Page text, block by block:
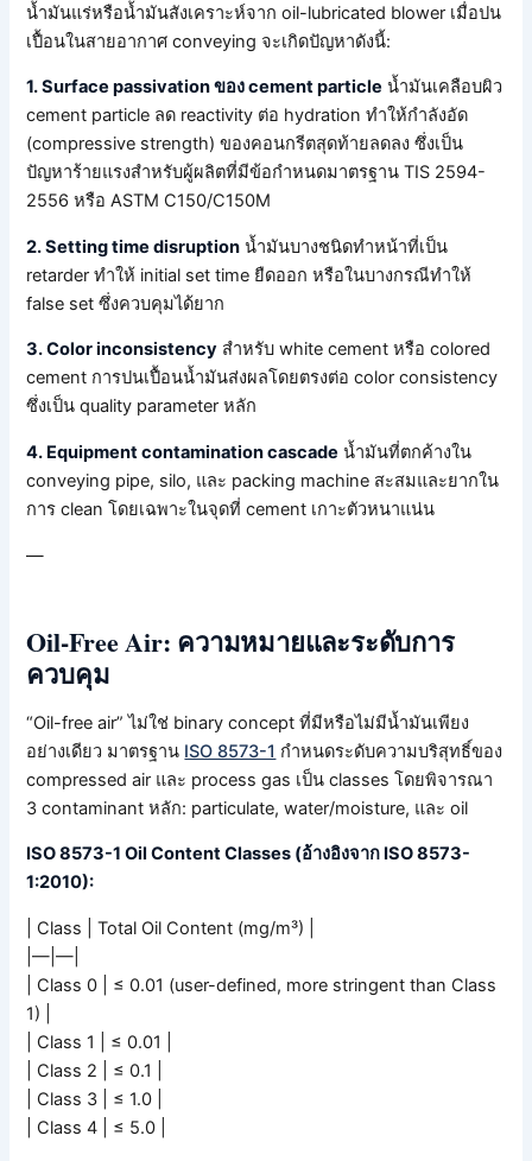
น้ำมันแร่หรือน้ำมันสังเคราะห์จาก oil-lubricated blower เมื่อปน
เปื้อนในสายอากาศ conveying จะเกิดปัญหาดังนี้:
1. Surface passivation ของ cement particle น้ำมันเคลือบผิว
cement particle ลด reactivity ต่อ hydration ทำให้กำลังอัด
(compressive strength) ของคอนกรีตสุดท้ายลดลง ซึ่งเป็น
ปัญหาร้ายแรงสำหรับผู้ผลิตที่มีข้อกำหนดมาตรฐาน TIS 2594-
2556 หรือ ASTM C150/C150M
2. Setting time disruption น้ำมันบางชนิดทำหน้าที่เป็น
retarder ทำให้ initial set time ยืดออก หรือในบางกรณีทำให้
false set ซึ่งควบคุมได้ยาก
3. Color inconsistency สำหรับ white cement หรือ colored
cement การปนเปื้อนน้ำมันส่งผลโดยตรงต่อ color consistency
ซึ่งเป็น quality parameter หลัก
4. Equipment contamination cascade น้ำมันที่ตกค้างใน
conveying pipe, silo, และ packing machine สะสมและยากใน
การ clean โดยเฉพาะในจุดที่ cement เกาะตัวหนาแน่น
—
Oil-Free Air: ความหมายและระดับการ
ควบคุม
“Oil-free air” ไม่ใช่ binary concept ที่มีหรือไม่มีน้ำมันเพียง
อย่างเดียว มาตรฐาน ISO 8573-1 กำหนดระดับความบริสุทธิ์ของ
compressed air และ process gas เป็น classes โดยพิจารณา
3 contaminant หลัก: particulate, water/moisture, และ oil
ISO 8573-1 Oil Content Classes (อ้างอิงจาก ISO 8573-
1:2010):
| Class | Total Oil Content (mg/m³) |
|—|—|
| Class 0 | ≤ 0.01 (user-defined, more stringent than Class
1) |
| Class 1 | ≤ 0.01 |
| Class 2 | ≤ 0.1 |
| Class 3 | ≤ 1.0 |
| Class 4 | ≤ 5.0 |